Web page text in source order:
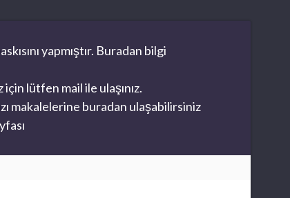
yapmıştır. Buradan bilgi
lütfen mail ile ulaşınız.
makalelerine buradan ulaşabilirsiniz